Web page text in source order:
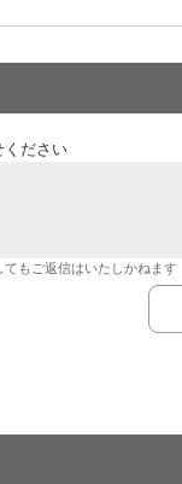
ください
もご返信はいたしかねます